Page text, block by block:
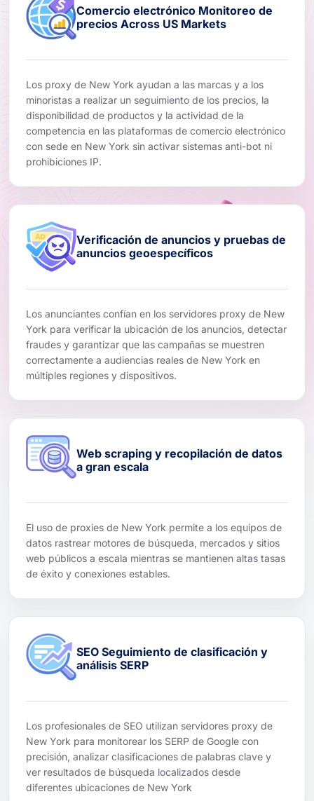
Comercio electrónico Monitoreo de
precios Across US Markets
Los proxy de New York ayudan a las marcas y a los
minoristas a realizar un seguimiento de los precios, la
disponibilidad de productos y la actividad de la
competencia en las plataformas de comercio electrónico
con sede en New York sin activar sistemas anti-bot ni
prohibiciones IP.
Verificación de anuncios y pruebas de
anuncios geoespecíficos
Los anunciantes confían en los servidores proxy de New
York para verificar la ubicación de los anuncios, detectar
fraudes y garantizar que las campañas se muestren
correctamente a audiencias reales de New York en
múltiples regiones y dispositivos.
Web scraping y recopilación de datos
a gran escala
El uso de proxies de New York permite a los equipos de
datos rastrear motores de búsqueda, mercados y sitios
web públicos a escala mientras se mantienen altas tasas
de éxito y conexiones estables.
SEO Seguimiento de clasificación y
análisis SERP
Los profesionales de SEO utilizan servidores proxy de
New York para monitorear los SERP de Google con
precisión, analizar clasificaciones de palabras clave y
ver resultados de búsqueda localizados desde
diferentes ubicaciones de New York